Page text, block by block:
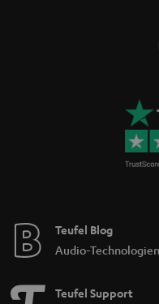
Teufel Blog
Audio-
Teufel Support